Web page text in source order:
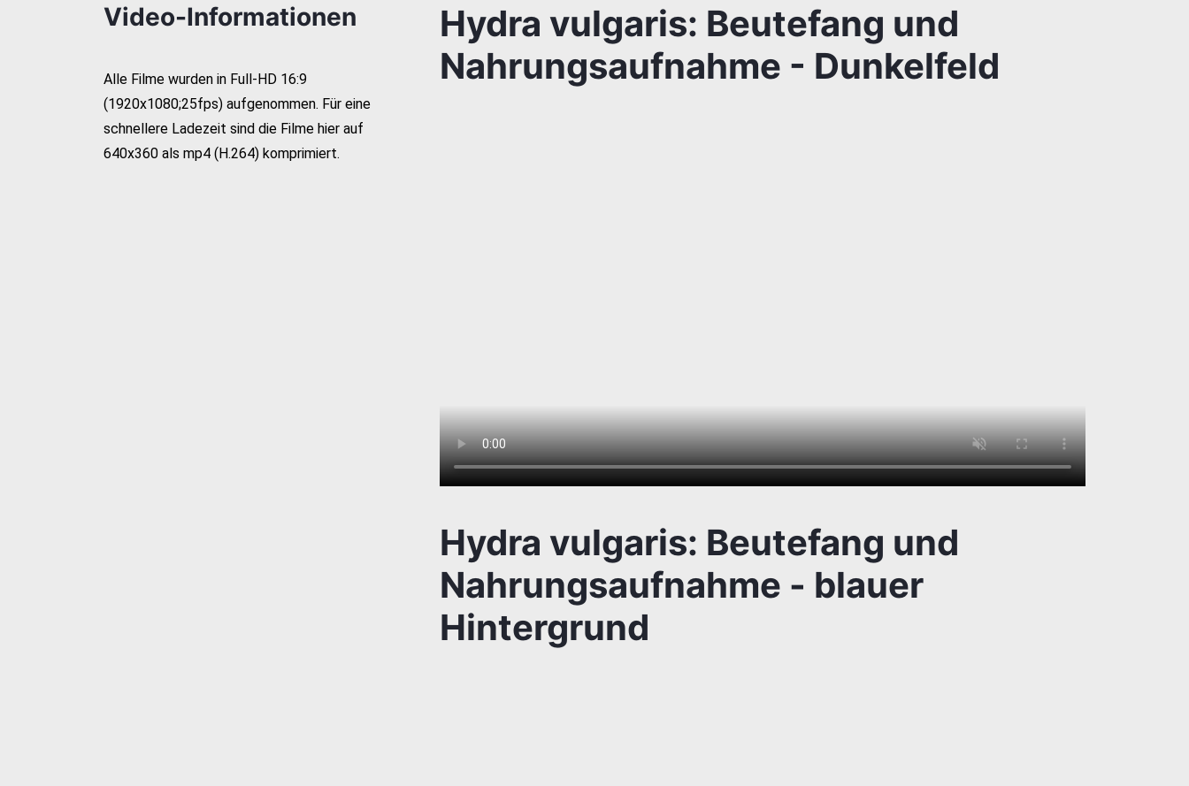
Video-Informationen
Alle Filme wurden in Full-HD 16:9
(1920x1080;25fps) aufgenommen. Für eine
schnellere Ladezeit sind die Filme hier auf
640x360 als mp4 (H.264) komprimiert.
Hydra vulgaris: Beutefang und
Nahrungsaufnahme - Dunkelfeld
Hydra vulgaris: Beutefang und
Nahrungsaufnahme - blauer
Hintergrund